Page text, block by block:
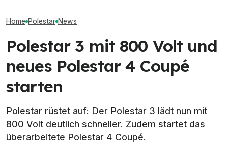
Home Polestar News
Polestar 3 mit 800 Volt und
neues Polestar 4 Coupé
starten
Polestar rüstet auf: Der Polestar 3 lädt nun mit
800 Volt deutlich schneller. Zudem startet das
überarbeitete Polestar 4 Coupé.